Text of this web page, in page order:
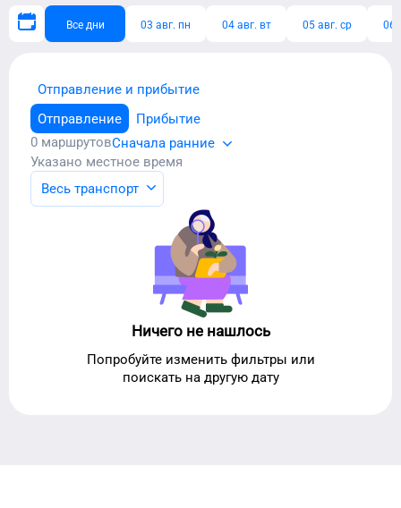
Все дни 03 авг. пн 04 авг. вт 05 авг. ср 06
Отправление и прибытие
Отправление
Прибытие
0 маршрутовСначала ранние
Указано местное время
Весь транспорт
Ничего не нашлось
Попробуйте изменить фильтры или
поискать на другую дату